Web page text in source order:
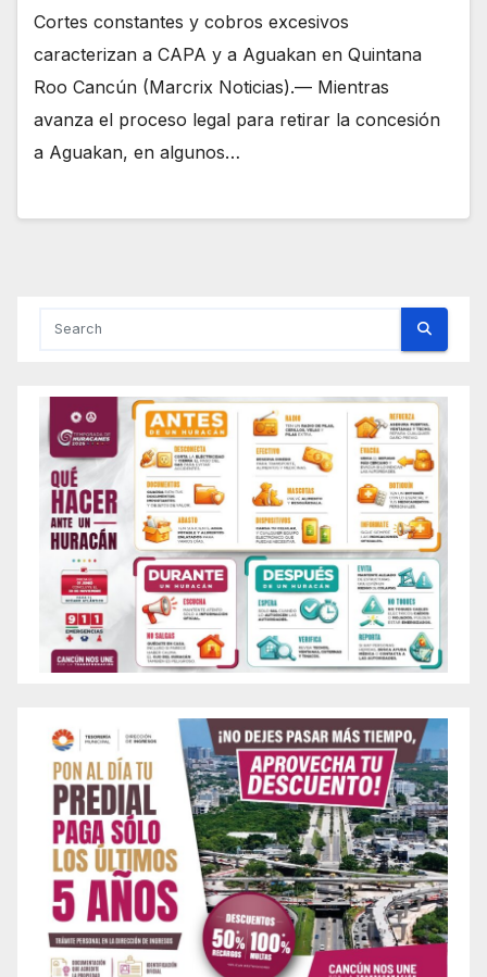
Cortes constantes y cobros excesivos
caracterizan a CAPA y a Aguakan en Quintana
Roo Cancún (Marcrix Noticias).— Mientras
avanza el proceso legal para retirar la concesión
a Aguakan, en algunos…